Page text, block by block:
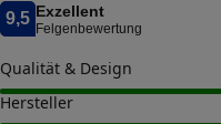
9,5 Exzellent
Felgenbewertung
Qualität & Design
Hersteller